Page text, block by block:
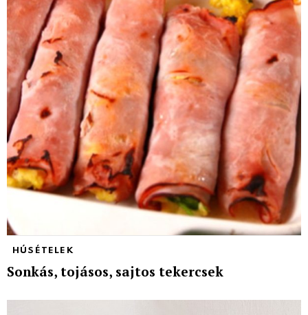
HÚSÉTELEK
Sonkás, tojásos, sajtos tekercsek